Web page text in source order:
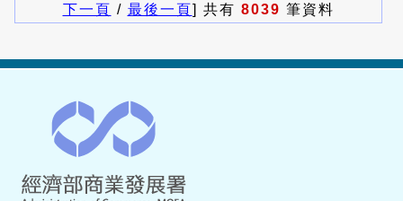
下一頁 / 最後一頁] 共有 8039 筆資料